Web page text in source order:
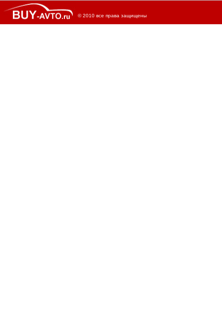
© 2010 все права защищены